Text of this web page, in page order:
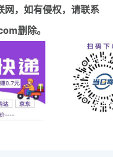
网，如有侵权，请联系
删除。